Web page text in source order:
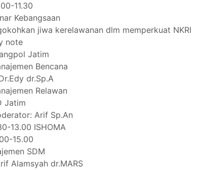
11.30
Kebangsaan
jiwa kerelawanan dlm memperkuat NKRI
note
Jatim
Bencana
dr.Sp.A
Relawan
Jatim
Arif Sp.An
13.00 ISHOMA
15.00
SDM
Alamsyah dr.MARS